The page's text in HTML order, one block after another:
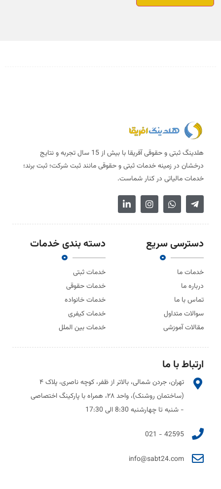
هلدینگ ثبتی و حقوقی آفریقا با بیش از 15 سال تجربه و نتایج
درخشان در زمینه خدمات ثبتی و حقوقی مانند ثبت شرکت؛ ثبت برند؛
خدمات مالیاتی در کنار شماست.
دسترسی سریع
خدمات ما
درباره ما
تماس با ما
سوالات متداول
مقالات آموزشی
دسته بندی خدمات
خدمات ثبتی
خدمات حقوقی
خدمات خانواده
خدمات کیفری
خدمات بین الملل
ارتباط با ما
تهران، جردن شمالی، بالاتر از ظفر، کوچه ناصری، پلاک ۴
(ساختمان روشنک)، واحد ۲۸، همراه با پارکینگ اختصاصی
- شنبه تا چهارشنبه 8:30 الی 17:30
42595 - 021
info@sabt24.com